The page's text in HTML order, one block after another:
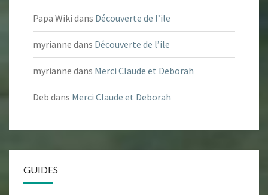
Papa Wiki dans Découverte de l’ile
myrianne dans Découverte de l’ile
myrianne dans Merci Claude et Deborah
Deb dans Merci Claude et Deborah
GUIDES